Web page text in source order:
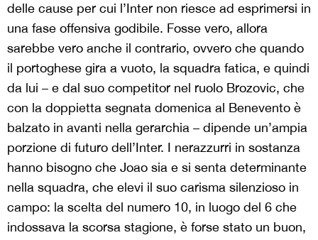
delle cause per cui l’Inter non riesce ad esprimersi in
una fase offensiva godibile. Fosse vero, allora
sarebbe vero anche il contrario, ovvero che quando
il portoghese gira a vuoto, la squadra fatica, e quindi
da lui – e dal suo competitor nel ruolo Brozovic, che
con la doppietta segnata domenica al Benevento è
balzato in avanti nella gerarchia – dipende un’ampia
porzione di futuro dell’Inter. I nerazzurri in sostanza
hanno bisogno che Joao sia e si senta determinante
nella squadra, che elevi il suo carisma silenzioso in
campo: la scelta del numero 10, in luogo del 6 che
indossava la scorsa stagione, è forse stato un buon,